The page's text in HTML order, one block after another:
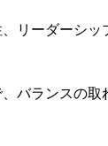
リーダーシ
バランスの